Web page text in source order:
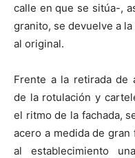
calle en que se sitúa-,
granito, se devuelve a
al original.
Frente a la retirada de
de la rotulación y
el ritmo de la fachada,
acero a medida de
al establecimiento